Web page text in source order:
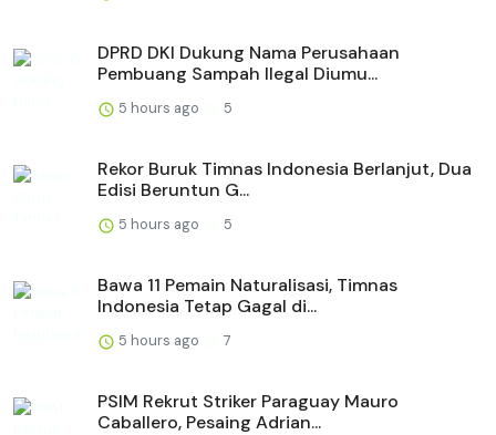
DPRD DKI Dukung Nama Perusahaan
Pembuang Sampah Ilegal Diumu...
5 hours ago 5
Rekor Buruk Timnas Indonesia Berlanjut, Dua
Edisi Beruntun G...
5 hours ago 5
Bawa 11 Pemain Naturalisasi, Timnas
Indonesia Tetap Gagal di...
5 hours ago 7
PSIM Rekrut Striker Paraguay Mauro
Caballero, Pesaing Adrian...